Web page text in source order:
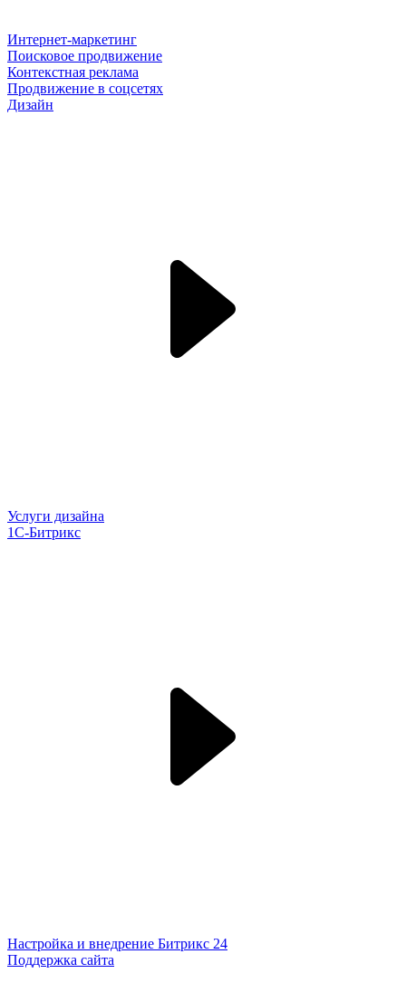
Интернет-маркетинг
Поисковое продвижение
Контекстная реклама
Продвижение в соцсетях
Дизайн
Услуги дизайна
1С-Битрикс
Настройка и внедрение Битрикс 24
Поддержка сайта